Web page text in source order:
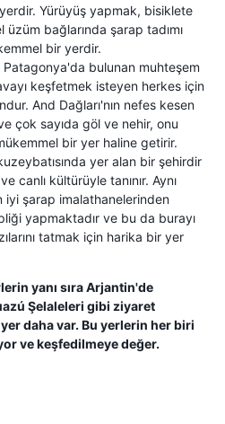
Yürüyüş yapmak, bisiklete
bağlarında şarap tadımı
bir yerdir.
Patagonya'da bulunan muhteşem
keşfetmek isteyen herkes için
And Dağları'nın nefes kesen
çok sayıda göl ve nehir, onu
bir yer haline getirir.
yer alan bir şehirdir
canlı kültürüyle tanınır. Aynı
iyi şarap imalathanelerinden
yapmaktadır ve bu da burayı
tatmak için harika bir yer
yanı sıra Arjantin'de
Şelaleleri gibi ziyaret
daha var. Bu yerlerin her biri
ve keşfedilmeye değer.